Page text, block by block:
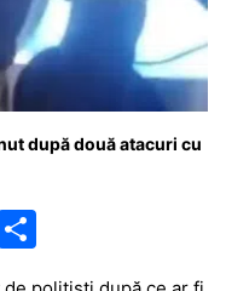
după două atacuri cu
ar